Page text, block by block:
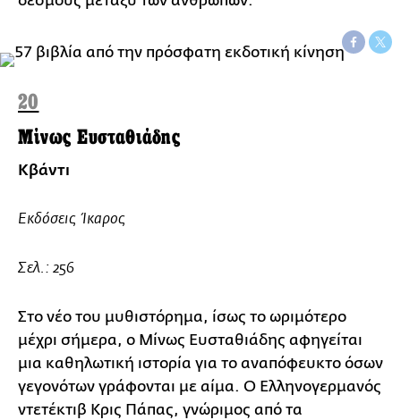
20
Μίνως Ευσταθιάδης
Κβάντι
Εκδόσεις Ίκαρος
Σελ.: 256
Στο νέο του μυθιστόρημα, ίσως το ωριμότερο
μέχρι σήμερα, ο Μίνως Ευσταθιάδης αφηγείται
μια καθηλωτική ιστορία για το αναπόφευκτο όσων
γεγονότων γράφονται με αίμα. Ο Ελληνογερμανός
ντετέκτιβ Κρις Πάπας, γνώριμος από τα